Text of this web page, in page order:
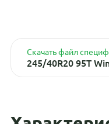
Скачать файл
245/40R20 95T